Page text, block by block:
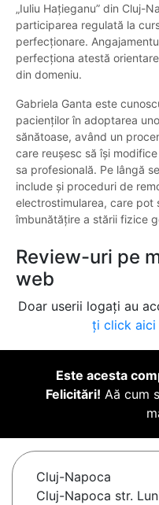
„Iuliu Hațieganu” din Cluj-
participarea regulată la
perfecționare.
perfecționa atestă
din domeniu.
Gabriela Ganta este
pacienților în adoptarea
sănătoase, având un
care reușesc să își
sa profesională. Pe lângă
include și proceduri de
electrostimularea, care pot
îmbunătățire a stării fizice
Review-uri pe
web
Doar userii logați au
ți click aici
Este acesta
Felicitări! Aă cum
Cluj-Napoca
Cluj-Napoca str.